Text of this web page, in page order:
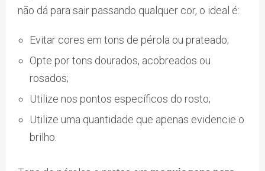
não dá para sair passando qualquer cor, o ideal é:
Evitar cores em tons de pérola ou prateado;
Opte por tons dourados, acobreados ou
rosados;
Utilize nos pontos específicos do rosto;
Utilize uma quantidade que apenas evidencie o
brilho.